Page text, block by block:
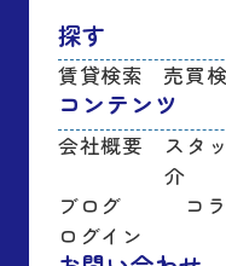
探す
賃貸検索 売買
コンテンツ
会社概要
スタ
介
ブログ
コ
ログイン